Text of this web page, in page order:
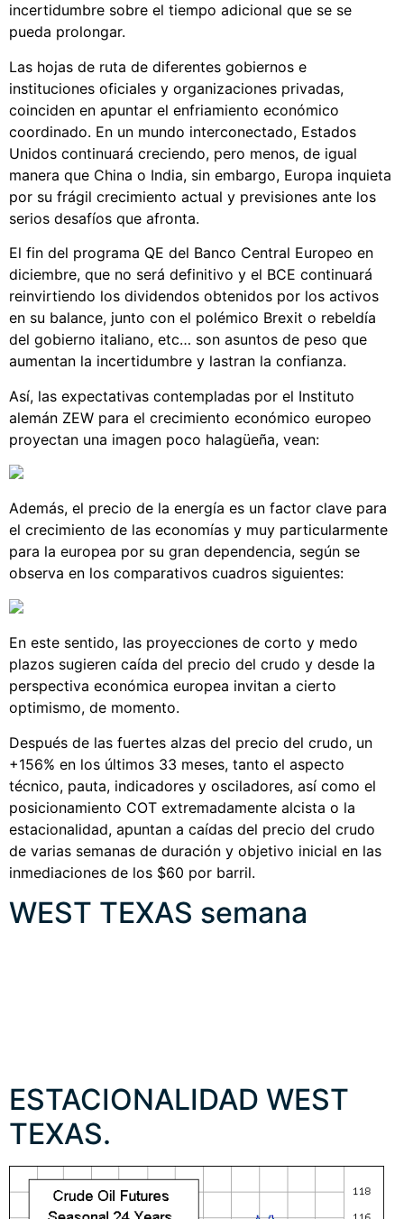
incertidumbre sobre el tiempo adicional que se se
pueda prolongar.
Las hojas de ruta de diferentes gobiernos e
instituciones oficiales y organizaciones privadas,
coinciden en apuntar el enfriamiento económico
coordinado. En un mundo interconectado, Estados
Unidos continuará creciendo, pero menos, de igual
manera que China o India, sin embargo, Europa inquieta
por su frágil crecimiento actual y previsiones ante los
serios desafíos que afronta.
El fin del programa QE del Banco Central Europeo en
diciembre, que no será definitivo y el BCE continuará
reinvirtiendo los dividendos obtenidos por los activos
en su balance, junto con el polémico Brexit o rebeldía
del gobierno italiano, etc… son asuntos de peso que
aumentan la incertidumbre y lastran la confianza.
Así, las expectativas contempladas por el Instituto
alemán ZEW para el crecimiento económico europeo
proyectan una imagen poco halagüeña, vean:
Además, el precio de la energía es un factor clave para
el crecimiento de las economías y muy particularmente
para la europea por su gran dependencia, según se
observa en los comparativos cuadros siguientes:
En este sentido, las proyecciones de corto y medo
plazos sugieren caída del precio del crudo y desde la
perspectiva económica europea invitan a cierto
optimismo, de momento.
Después de las fuertes alzas del precio del crudo, un
+156% en los últimos 33 meses, tanto el aspecto
técnico, pauta, indicadores y osciladores, así como el
posicionamiento COT extremadamente alcista o la
estacionalidad, apuntan a caídas del precio del crudo
de varias semanas de duración y objetivo inicial en las
inmediaciones de los $60 por barril.
WEST TEXAS semana
ESTACIONALIDAD WEST
TEXAS.